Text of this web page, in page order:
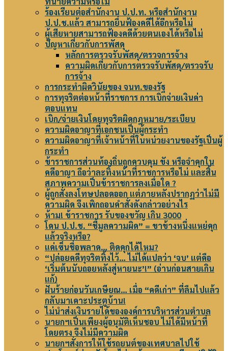
ร้องเรียนต่อสำนักงาน ป.ป.ท. หรือสำนักงาน
ป.ป.ช.แล้ว สามารถยื่นฟ้องคดีได้อีกหรือไม่
ผู้เสียหายสามารถฟ้องคดีด้วยตนเองได้หรือไม่
ปัญหาเกี่ยวกับการพัสดุ
หลักการตรวจรับพัสดุ/ตรวจการจ้าง
ความผิดเกี่ยวกับการตรวจรับพัสดุ/ตรวจรับ
การจ้าง
การกระทำผิดวินัยของ จนท.ของรัฐ
การทุจริตต่อหน้าที่ราชการ การเบิกจ่ายเงินค่า
ตอบแทน
เบิก/จ่ายเงินโดยทุจริตผิดกฎหมาย/ระเบียบ
ความผิดอาญาที่เอกชนเป็นผู้กระทำ
ความผิดอาญาที่เจ้าหน้าที่ในหน่วยงานของรัฐเป็นผู้
กระทำ
ข้าราชการส่วนท้องถิ่นถูกควบคุม ขัง หรือจำคุกใน
คดีอาญา ถือว่าละทิ้งหน้าที่ราชการหรือไม่ และสิ้น
สภาพความเป็นข้าราชการลงเมื่อใด ?
ผู้ถูกสั่งลงโทษปลอดออก แต่ภายหลังปรากฏว่าไม่มี
ความผิด จึงเพิกถอนคำสั่งดังกล่าวอย่างไร
ห้าม! ข้าราชการ รับของขวัญ เกิน 3000
โดน ป.ป.ช. “ชี้มูลความผิด” = ขาข้างหนึ่งแหย่คุก
แล้วจริงหรือ?
แค่เซ็นชื่อพลาด… ติดคุกได้ไหม?
“ปล่อยคดีทุจริตทิ้งไว้… ไม่ได้แปลว่า ‘จบ’ แต่คือ
‘เริ่มต้นนับถอยหลังสู่หายนะ’!” (อ่านก่อนสายเกิน
แก้)
ฝันร้ายก่อนวันเกษียณ… เมื่อ “คดีเก่า” ที่ลืมไปแล้ว
กลับมาเคาะประตูบ้าน!
ไม่นำส่งเงินรายได้ขององค์การบริหารส่วนตำบล
นายกฯเป็นเพียงผู้อนุมัติเห็นชอบ ไม่ได้มีหน้าที่
โดยตรง จึงไม่มีความผิด
นายกฯสั่งการให้ใช้รถยนต์ของเทศบาลไปใช้